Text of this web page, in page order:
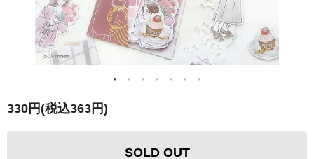
330円(税込363円)
SOLD OUT